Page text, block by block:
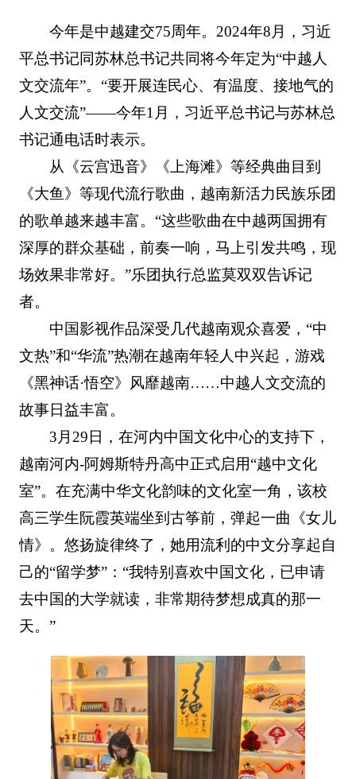
今年是中越建交75周年。2024年8月，习近
平总书记同苏林总书记共同将今年定为“中越人
文交流年”。“要开展连民心、有温度、接地气的
人文交流”——今年1月，习近平总书记与苏林总
书记通电话时表示。
从《云宫迅音》《上海滩》等经典曲目到
《大鱼》等现代流行歌曲，越南新活力民族乐团
的歌单越来越丰富。“这些歌曲在中越两国拥有
深厚的群众基础，前奏一响，马上引发共鸣，现
场效果非常好。”乐团执行总监莫双双告诉记
者。
中国影视作品深受几代越南观众喜爱，“中
文热”和“华流”热潮在越南年轻人中兴起，游戏
《黑神话·悟空》风靡越南……中越人文交流的
故事日益丰富。
3月29日，在河内中国文化中心的支持下，
越南河内-阿姆斯特丹高中正式启用“越中文化
室”。在充满中华文化韵味的文化室一角，该校
高三学生阮霞英端坐到古筝前，弹起一曲《女儿
情》。悠扬旋律终了，她用流利的中文分享起自
己的“留学梦”：“我特别喜欢中国文化，已申请
去中国的大学就读，非常期待梦想成真的那一
天。”